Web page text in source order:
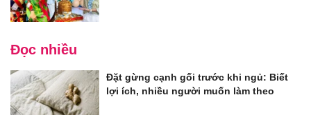
Đọc nhiều
Đặt gừng cạnh gối trước khi ngủ: Biết
lợi ích, nhiều người muốn làm theo